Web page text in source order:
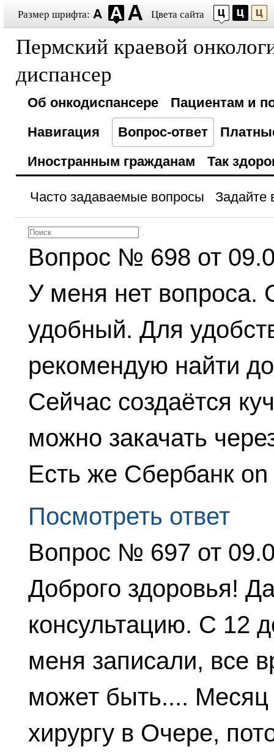
Размер шрифта: Цвета сайта
Пермский краевой
диспансер
Об онкодиспансере
Пациентам и
Навигация
Вопрос-ответ
Иностранным гражданам
Так
Часто задаваемые вопросы Задайте
Вопрос № 698 от
У меня нет вопроса.
удобный. Для
рекомендую найти
Сейчас создаётся
можно закачать
Есть же Сбербанк
Посмотреть ответ
Вопрос № 697 от
Доброго здоровья!
консультацию. С 12
меня записали, все
может быть.... Месяц
хирургу в Очере,